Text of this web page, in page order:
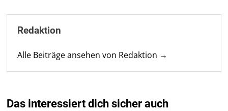
Redaktion
Alle Beiträge ansehen von Redaktion →
Das interessiert dich sicher auch